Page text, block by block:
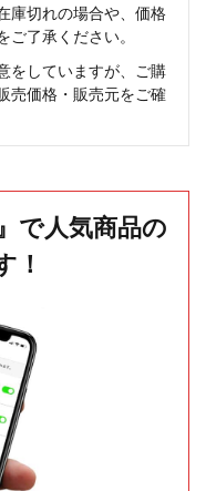
庫切れの場合や、価格
了承ください。
をしていますが、ご購
売価格・販売元をご確
で人気商品の
！